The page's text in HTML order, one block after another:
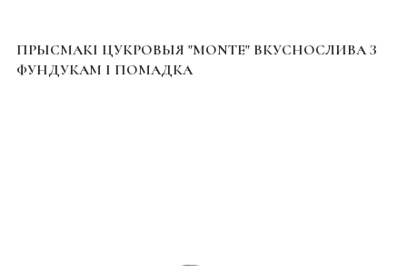
ПРЫСМАКІ ЦУКРОВЫЯ "MONTE" ВКУСНОСЛИВА З
ФУНДУКАМ І ПОМАДКА